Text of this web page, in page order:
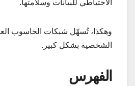
الاحتياطي للبيانات وسلامتها.
وهكذا، تُسهّل شبكات الحاسوب
الشخصية بشكل كبير.
الفهرس